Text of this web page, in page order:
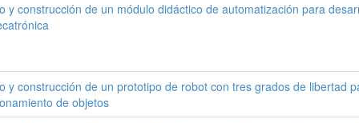
y construcción de un módulo didáctico de automatización para
y construcción de un prototipo de robot con tres grados de libertad
de objetos